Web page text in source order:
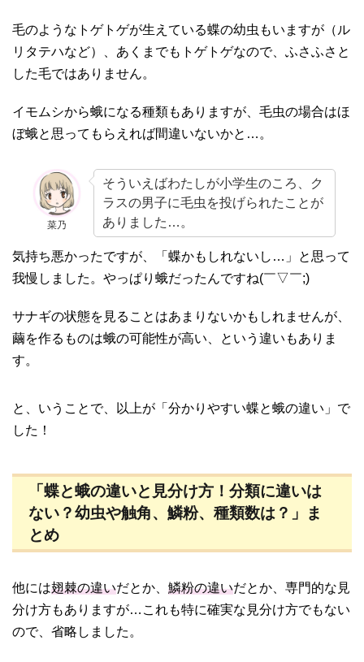
毛のようなトゲトゲが生えている蝶の幼虫もいますが（ル
リタテハなど）、あくまでもトゲトゲなので、ふさふさと
した毛ではありません。
イモムシから蛾になる種類もありますが、毛虫の場合はほ
ぼ蛾と思ってもらえれば間違いないかと…。
菜乃
そういえばわたしが小学生のころ、ク
ラスの男子に毛虫を投げられたことが
ありました…。
気持ち悪かったですが、「蝶かもしれないし…」と思って
我慢しました。やっぱり蛾だったんですね(￣▽￣;)
サナギの状態を見ることはあまりないかもしれませんが、
繭を作るものは蛾の可能性が高い、という違いもありま
す。
と、いうことで、以上が「分かりやすい蝶と蛾の違い」で
した！
「蝶と蛾の違いと見分け方！分類に違いは
ない？幼虫や触角、鱗粉、種類数は？」ま
とめ
他には翅棘の違いだとか、 鱗粉の違いだとか、専門的な見
分け方もありますが…これも特に確実な見分け方でもない
ので、省略しました。